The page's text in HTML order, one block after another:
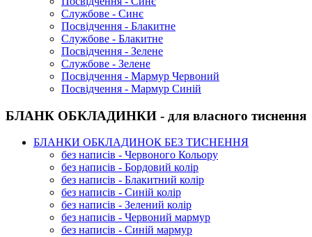
Службове - Синє
Посвідчення - Блакитне
Службове - Блакитне
Посвідчення - Зелене
Службове - Зелене
Посвідчення - Мармур Червоний
Посвідчення - Мармур Синій
БЛАНК ОБКЛАДИНКИ - для власного тиснення
БЛАНКИ ОБКЛАДИНОК БЕЗ ТИСНЕННЯ
без написів - Червоного Кольору
без написів - Бордовий колір
без написів - Блакитний колір
без написів - Синій колір
без написів - Зелений колір
без написів - Червоний мармур
без написів - Синій мармур